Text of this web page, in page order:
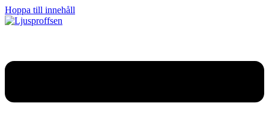
Hoppa till innehåll